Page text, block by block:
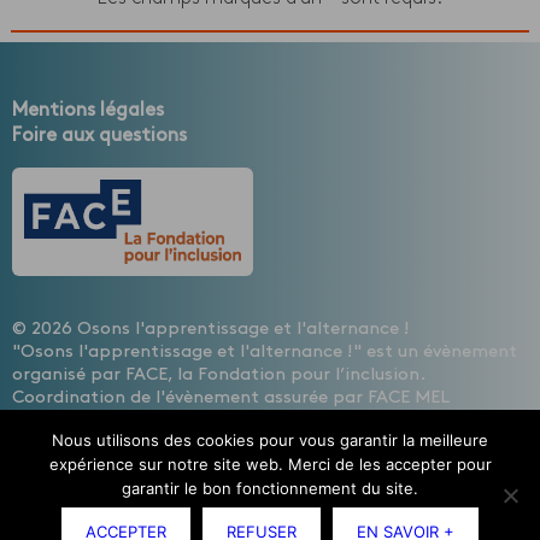
Mentions légales
Foire aux questions
© 2026 Osons l'apprentissage et l'alternance !
"Osons l'apprentissage et l'alternance !" est un évènement
organisé par FACE, la Fondation pour l’inclusion.
Coordination de l'évènement assurée par FACE MEL
Design : Cécile Lisbonis - Gestion de projet web : Agence
Mademoiselle Associée - Développement site internet :
Etienne Delcambre
Nous utilisons des cookies pour vous garantir la meilleure
expérience sur notre site web. Merci de les accepter pour
garantir le bon fonctionnement du site.
ACCEPTER REFUSER EN SAVOIR +